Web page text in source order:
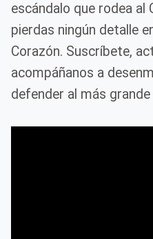
escándalo que rodea al
pierdas ningún detalle
Corazón. Suscríbete,
acompáñanos a
defender al más